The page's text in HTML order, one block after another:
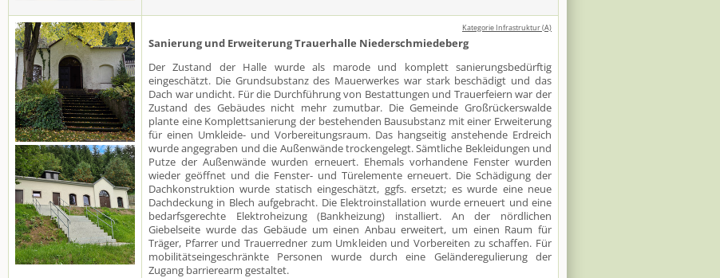
Kategorie Infrastruktur (A)
Sanierung und Erweiterung Trauerhalle Niederschmiedeberg
Der Zustand der Halle wurde als marode und komplett sanierungsbedürftig
eingeschätzt. Die Grundsubstanz des Mauerwerkes war stark beschädigt und das
Dach war undicht. Für die Durchführung von Bestattungen und Trauerfeiern war der
Zustand des Gebäudes nicht mehr zumutbar. Die Gemeinde Großrückerswalde
plante eine Komplettsanierung der bestehenden Bausubstanz mit einer Erweiterung
für einen Umkleide- und Vorbereitungsraum. Das hangseitig anstehende Erdreich
wurde angegraben und die Außenwände trockengelegt. Sämtliche Bekleidungen und
Putze der Außenwände wurden erneuert. Ehemals vorhandene Fenster wurden
wieder geöffnet und die Fenster- und Türelemente erneuert. Die Schädigung der
Dachkonstruktion wurde statisch eingeschätzt, ggfs. ersetzt; es wurde eine neue
Dachdeckung in Blech aufgebracht. Die Elektroinstallation wurde erneuert und eine
bedarfsgerechte Elektroheizung (Bankheizung) installiert. An der nördlichen
Giebelseite wurde das Gebäude um einen Anbau erweitert, um einen Raum für
Träger, Pfarrer und Trauerredner zum Umkleiden und Vorbereiten zu schaffen. Für
mobilitätseingeschränkte Personen wurde durch eine Geländeregulierung der
Zugang barrierearm gestaltet.